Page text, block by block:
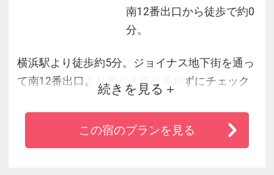
南12番出口から徒歩で約0
分。
横浜駅より徒歩約5分。ジョイナス地下街を通っ
て南12番出口よりすぐ！雨に濡れずにチェック
イン可能。専用駐車場完備！
◆チェックイン前、チェックアウト後のお荷物
をフロントにてお預かりいたします。
続きを見る
この宿のプランを見る